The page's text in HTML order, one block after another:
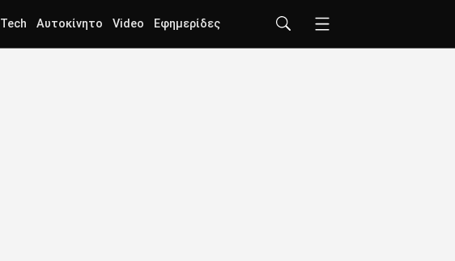
Tech Αυτοκίνητο Video Εφημερίδες